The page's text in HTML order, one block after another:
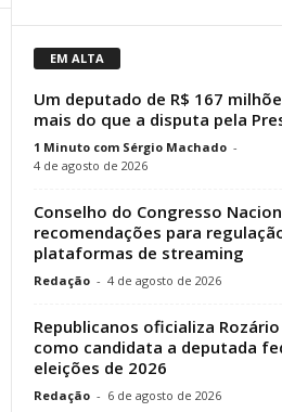
EM ALTA
Um deputado de R$ 167
mais do que a disputa pela
1 Minuto com Sérgio Machado -
4 de agosto de 2026
Conselho do Congresso
recomendações para
plataformas de streaming
Redação - 4 de agosto de 2026
Republicanos oficializa
como candidata a deputada
eleições de 2026
Redação - 6 de agosto de 2026